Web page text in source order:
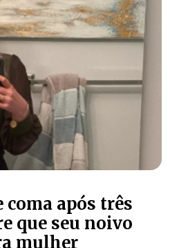
coma após três
que seu noivo
mulher